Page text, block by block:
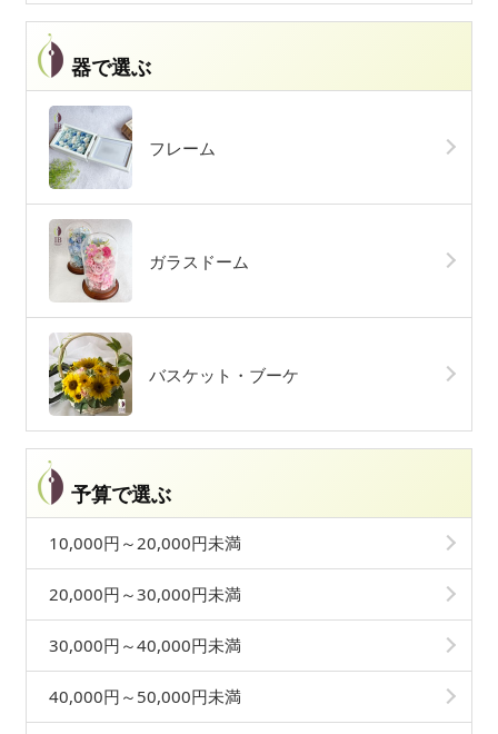
器で選ぶ
フレーム
ガラスドーム
バスケット・ブーケ
予算で選ぶ
10,000円～20,000円未満
20,000円～30,000円未満
30,000円～40,000円未満
40,000円～50,000円未満